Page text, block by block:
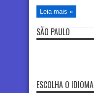
Leia mais »
SÃO PAULO
ESCOLHA O IDIOMA